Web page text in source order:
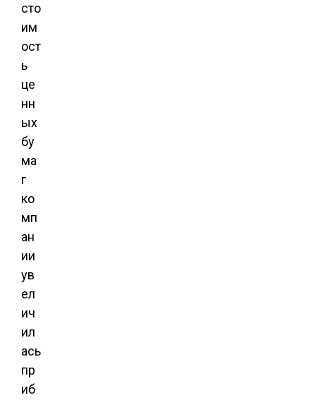
сто
им
ост
ь
це
нн
ых
бу
ма
г
ко
мп
ан
ии
ув
ел
ич
ил
ась
пр
иб